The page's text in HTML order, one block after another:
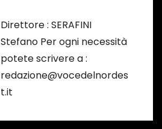
Direttore : SERAFINI
Stefano Per ogni necessità
potete scrivere a :
redazione@vocedelnordes
t.it